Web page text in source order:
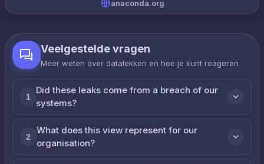
anaconda.org
Veelgestelde vragen
Meer weten over datalekken en hoe je kunt reageren
1
Did these leaks come from a breach of our
systems?
2
What does this view represent for our
organisation?